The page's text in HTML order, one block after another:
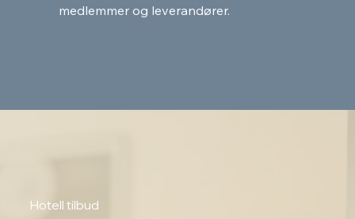
medlemmer og leverandører.
Hotell tilbud